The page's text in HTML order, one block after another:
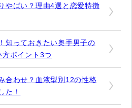
やばい？理由4選と恋愛特徴
知っておきたい奥手男子の
ポイント3つ
合わせ？血液型別12の性格
た！